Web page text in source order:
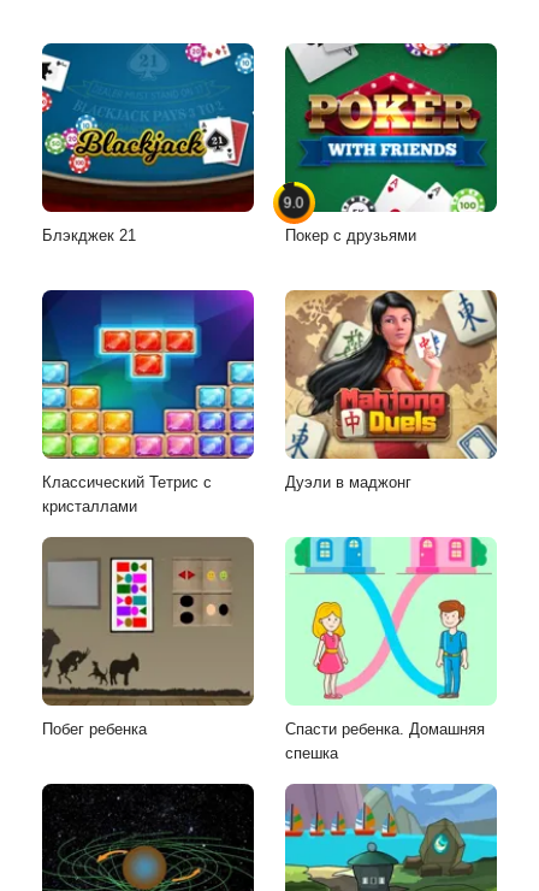
Блэкджек 21
9.0
Покер с друзьями
Классический Тетрис с
кристаллами
Дуэли в маджонг
Побег ребенка
Спасти ребенка. Домашняя
спешка